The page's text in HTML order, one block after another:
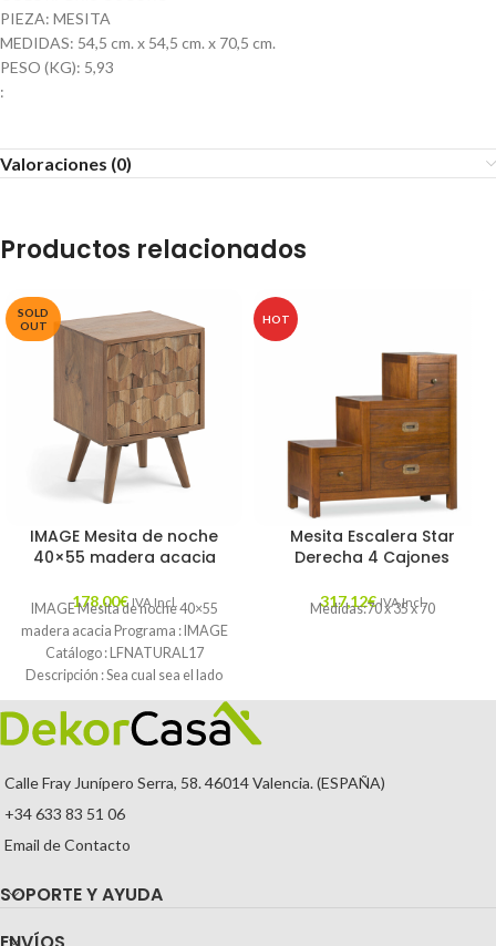
PIEZA: MESITA
MEDIDAS: 54,5 cm. x 54,5 cm. x 70,5 cm.
PESO (KG): 5,93
:
Valoraciones (0)
Productos relacionados
SOLD
OUT
IMAGE Mesita de noche
40×55 madera acacia
178,00€ IVA Incl.
IMAGE Mesita de noche 40×55
madera acacia Programa : IMAGE
Catálogo : LFNATURAL17
Descripción : Sea cual sea el lado
HOT
Mesita Escalera Star
Derecha 4 Cajones
317,12€ IVA Incl.
Medidas:70 x 35 x 70
Calle Fray Junípero Serra, 58. 46014 Valencia. (ESPAÑA)
+34 633 83 51 06
Email de Contacto
SOPORTE Y AYUDA